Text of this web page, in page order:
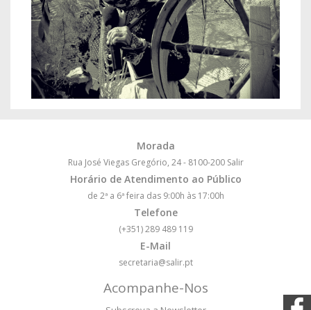
Morada
Rua José Viegas Gregório, 24 - 8100-200 Salir
Horário de Atendimento ao Público
de 2ª a 6ª feira das 9:00h às 17:00h
Telefone
(+351) 289 489 119
E-Mail
secretaria@salir.pt
Acompanhe-Nos